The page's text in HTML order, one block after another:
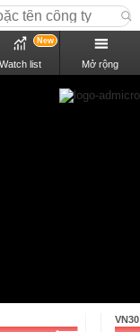
Watch list
New
Mở rộng
VN30